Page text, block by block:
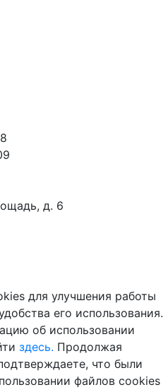
д. 6
для улучшения работы
его использования.
об использовании
здесь. Продолжая
что были
файлов cookies